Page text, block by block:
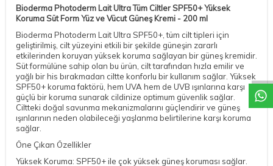
DESTEK
Bioderma Photoderm Lait Ultra Tüm Ciltler SPF50+ Yüksek
Koruma Süt Form Yüz ve Vücut Güneş Kremi - 200 ml
Bioderma Photoderm Lait Ultra SPF50+, tüm cilt tipleri için
geliştirilmiş, cilt yüzeyini etkili bir şekilde güneşin zararlı
etkilerinden koruyan yüksek koruma sağlayan bir güneş kremidir.
Süt formülüne sahip olan bu ürün, cilt tarafından hızla emilir ve
yağlı bir his bırakmadan ciltte konforlu bir kullanım sağlar. Yüksek
SPF50+ koruma faktörü, hem UVA hem de UVB ışınlarına karşı
güçlü bir koruma sunarak cildinize optimum güvenlik sağlar.
Ciltteki doğal savunma mekanizmalarını güçlendirir ve güneş
ışınlarının neden olabileceği yaşlanma belirtilerine karşı koruma
sağlar.
Öne Çıkan Özellikler
Yüksek Koruma: SPF50+ ile çok yüksek güneş koruması sağlar.